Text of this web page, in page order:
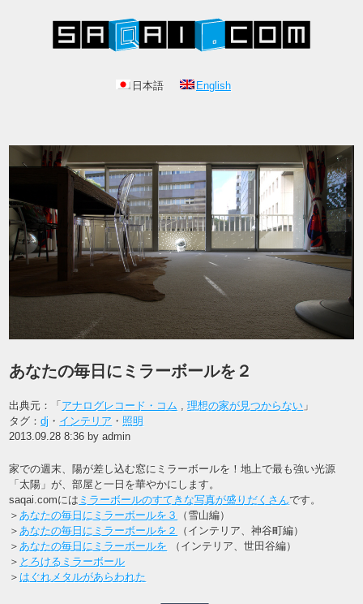
日本語 English
あなたの毎日にミラーボールを２
出典元：「 アナログレコード・コム ,理想の家が見つからない 」
タグ：dj ・ インテリア ・ 照明
2013.09.28 8:36 by admin
家での週末、陽が差し込む窓にミラーボールを！地上で最も強い光源
「太陽」が、部屋と一日を華やかにします。
saqai.comには ミラーボールのすてきな写真が盛りだくさんです。
＞あなたの毎日にミラーボールを３
（雪山編）
＞あなたの毎日にミラーボールを２
（インテリア、神谷町編）
＞あなたの毎日にミラーボールを （インテリア、世田谷編）
＞ とろけるミラーボール
＞ はぐれメタルがあらわれた